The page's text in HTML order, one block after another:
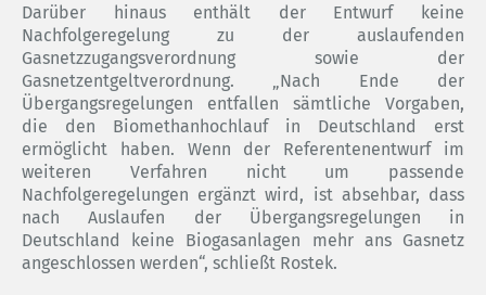
Darüber hinaus enthält der Entwurf keine
Nachfolgeregelung zu der auslaufenden
Gasnetzzugangsverordnung sowie der
Gasnetzentgeltverordnung. „Nach Ende der
Übergangsregelungen entfallen sämtliche Vorgaben,
die den Biomethanhochlauf in Deutschland erst
ermöglicht haben. Wenn der Referentenentwurf im
weiteren Verfahren nicht um passende
Nachfolgeregelungen ergänzt wird, ist absehbar, dass
nach Auslaufen der Übergangsregelungen in
Deutschland keine Biogasanlagen mehr ans Gasnetz
angeschlossen werden“, schließt Rostek.